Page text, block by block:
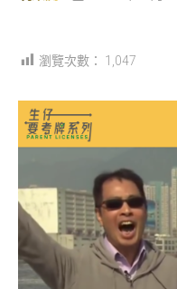
瀏覽次數： 1,047